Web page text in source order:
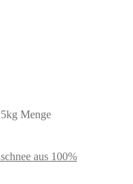
Menge
aus 100%